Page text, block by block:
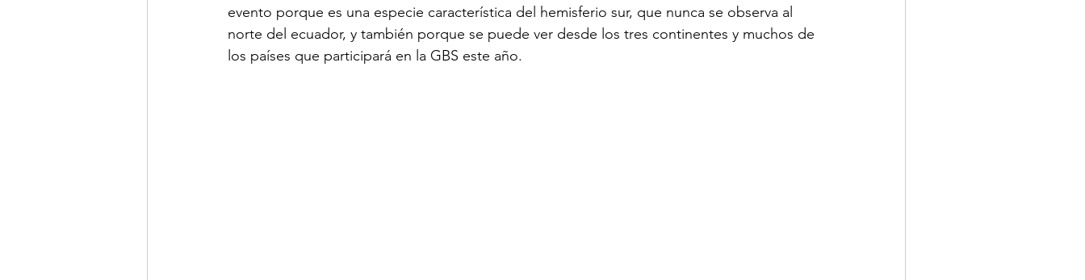
evento porque es una especie característica del hemisferio sur, que nunca se observa al
norte del ecuador, y también porque se puede ver desde los tres continentes y muchos de
los países que participará en la GBS este año.